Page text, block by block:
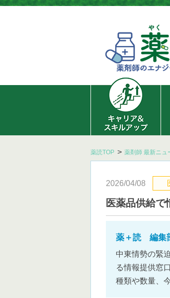
薬読TOP 薬剤師 最新ニュ
2026/04/08
医薬品供給
薬＋読 編集
中東情勢の緊
る情報提供窓
種類や数量、